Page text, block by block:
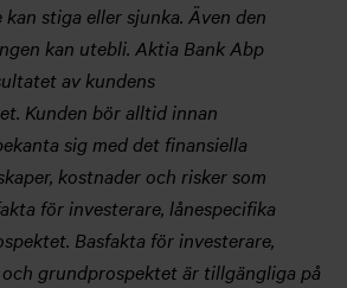
stiga eller sjunka. Även den
kan utebli. Aktia Bank Abp
av kundens
Kunden bör alltid innan
sig med det finansiella
kostnader och risker som
för investerare, lånespecifika
Basfakta för investerare,
grundprospektet är tillgängliga på